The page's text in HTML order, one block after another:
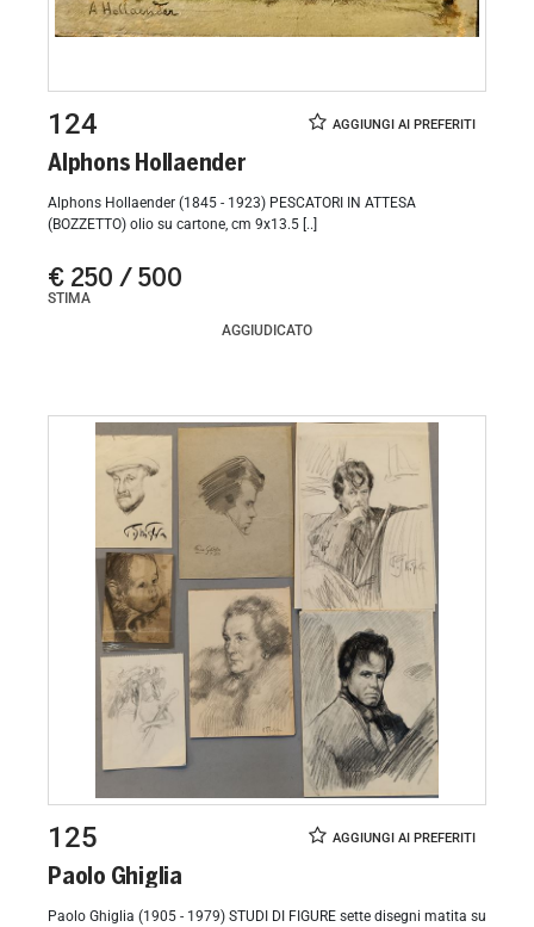
124
Alphons Hollaender
Alphons Hollaender (1845 - 1923) PESCATORI IN ATTESA
(BOZZETTO) olio su cartone, cm 9x13.5 [..]
€ 250 / 500
STIMA
AGGIUDICATO
125
Paolo Ghiglia
Paolo Ghiglia (1905 - 1979) STUDI DI FIGURE sette disegni matita su